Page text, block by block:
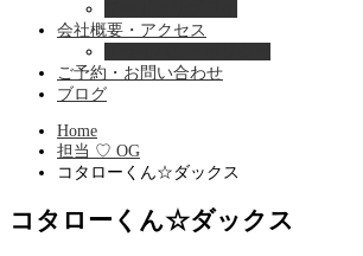
会社概要・アクセス
ご予約・お問い合わせ
ブログ
Home
担当 ♡ OG
コタローくん☆ダックス
コタローくん☆ダックス